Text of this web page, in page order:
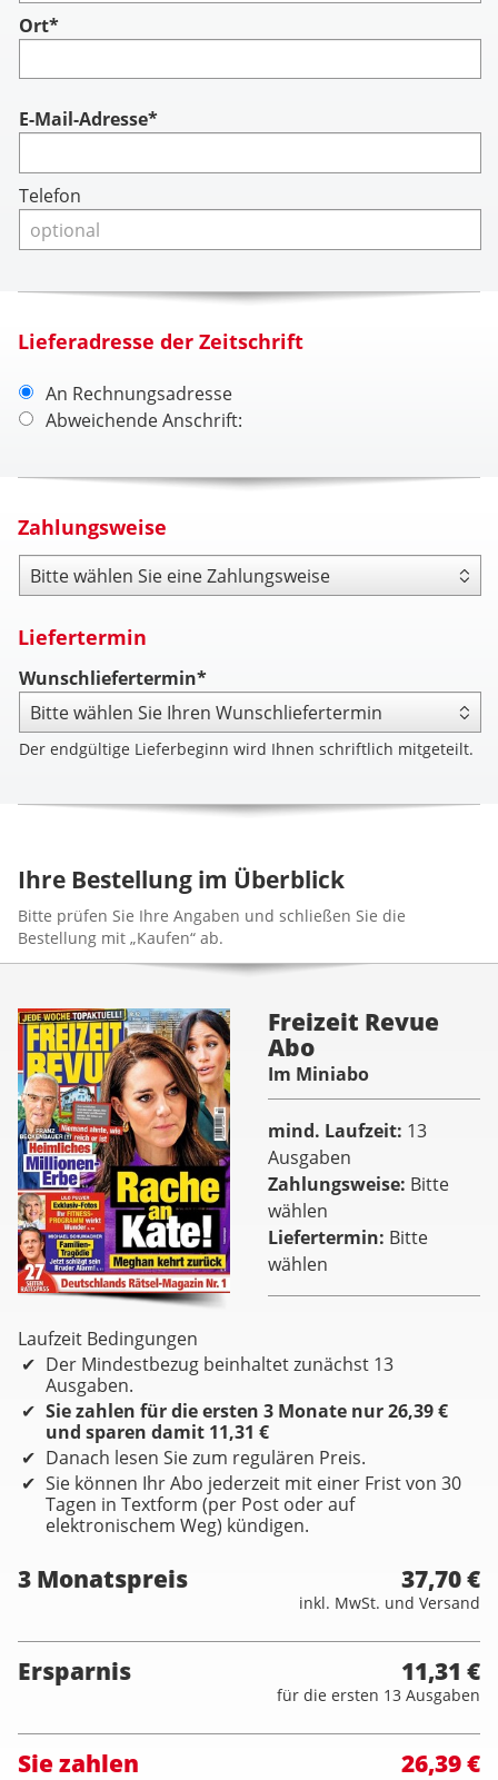
Ort*
Account
E-Mail-Adresse*
Telefon
Lieferadresse der Zeitschrift
An Rechnungsadresse
Abweichende Anschrift:
Zahlungsweise
Zahlungsweise
Liefertermin
Wunschliefertermin*
Der endgültige Lieferbeginn wird Ihnen schriftlich mitgeteilt.
Ihre Bestellung im Überblick
Bitte prüfen Sie Ihre Angaben und schließen Sie die
Bestellung mit „Kaufen“ ab.
Freizeit Revue
Abo
Im Miniabo
mind. Laufzeit 13
Ausgaben
Zahlungsweise Bitte
wählen
Liefertermin Bitte
wählen
Laufzeit Bedingungen
Der Mindestbezug beinhaltet zunächst 13
Ausgaben.
Sie zahlen für die ersten 3 Monate nur 26,39 €
und sparen damit 11,31 €
Danach lesen Sie zum regulären Preis.
Sie können Ihr Abo jederzeit mit einer Frist von 30
Tagen in Textform (per Post oder auf
elektronischem Weg) kündigen.
3 Monatspreis 37,70 €
inkl. MwSt. und Versand
Ersparnis 11,31 €
für die ersten 13 Ausgaben
Sie zahlen 26,39 €